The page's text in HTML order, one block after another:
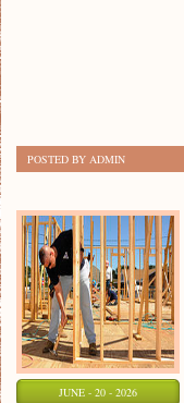
POSTED BY ADMIN
JUNE - 20 - 2026